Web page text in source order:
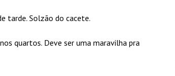
tarde. Solzão do cacete.
quartos. Deve ser uma maravilha pra